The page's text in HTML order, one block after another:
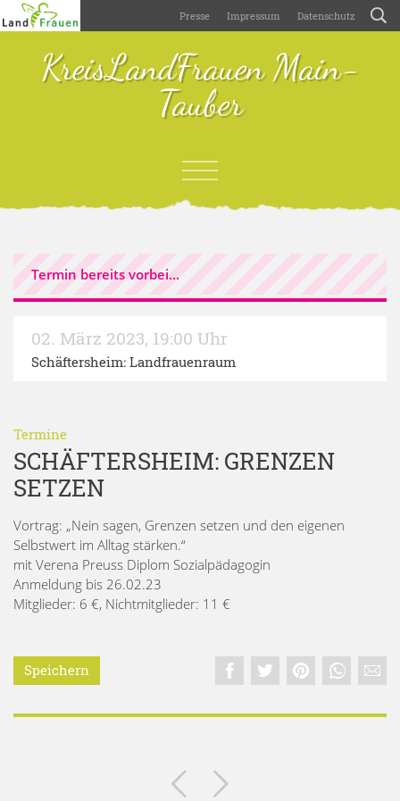
Presse Impressum Datenschutz
KreisLandFrauen Main-
Tauber
Termin bereits vorbei...
02. März 2023, 19:00 Uhr
Schäftersheim: Landfrauenraum
Termine
SCHÄFTERSHEIM: GRENZEN
SETZEN
Vortrag: „Nein sagen, Grenzen setzen und den eigenen
Selbstwert im Alltag stärken.“
mit Verena Preuss Diplom Sozialpädagogin
Anmeldung bis 26.02.23
Mitglieder: 6 €, Nichtmitglieder: 11 €
Speichern